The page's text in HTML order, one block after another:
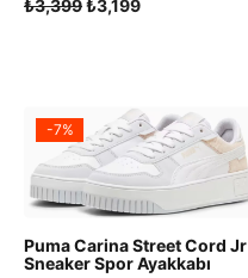
₺3,399Orijinal
₺3,199Şu
-7%
Puma Carina Street Cord Jr
Sneaker Spor Ayakkabı